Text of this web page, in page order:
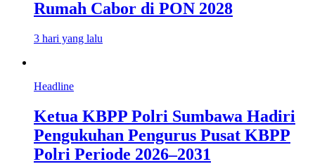
Rumah Cabor di PON 2028
3 hari yang lalu
Headline
Ketua KBPP Polri Sumbawa Hadiri
Pengukuhan Pengurus Pusat KBPP
Polri Periode 2026–2031